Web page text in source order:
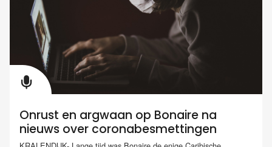
Onrust en argwaan op Bonaire na
nieuws over coronabesmettingen